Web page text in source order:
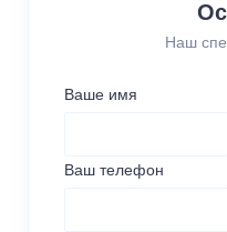
Наш
Ваше имя
Ваш телефон